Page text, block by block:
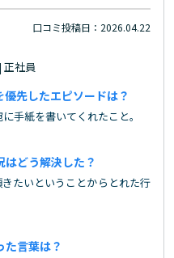
口コミ投稿日：2026.04.22
正社員
先したエピソードは？
手紙を書いてくれたこと。
どう解決した？
たいということからとれた行
た言葉は？